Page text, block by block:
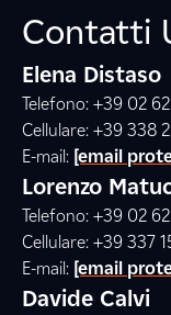
Contatti
Elena Distaso
Telefono: +39 02
Cellulare: +39 338
E-mail: [email
Lorenzo
Telefono: +39 02
Cellulare: +39 337
E-mail: [email
Davide Calvi